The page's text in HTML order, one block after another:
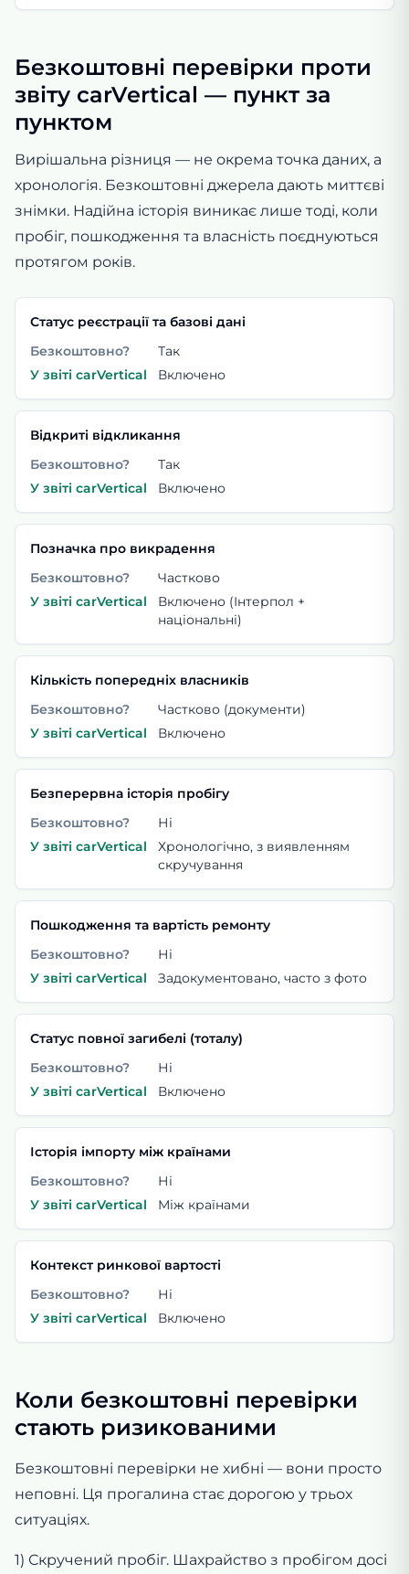
Безкоштовні перевірки проти
звіту carVertical — пункт за
пунктом
Вирішальна різниця — не окрема точка даних, а
хронологія. Безкоштовні джерела дають миттєві
знімки. Надійна історія виникає лише тоді, коли
пробіг, пошкодження та власність поєднуються
протягом років.
Статус реєстрації та базові дані
Безкоштовно?
Так
У звіті carVertical
Включено
Відкриті відкликання
Безкоштовно?
Так
У звіті carVertical
Включено
Позначка про викрадення
Безкоштовно?
Частково
У звіті carVertical
Включено (Інтерпол +
національні)
Кількість попередніх власників
Безкоштовно?
Частково (документи)
У звіті carVertical
Включено
Безперервна історія пробігу
Безкоштовно?
Ні
У звіті carVertical
Хронологічно, з виявленням
скручування
Пошкодження та вартість ремонту
Безкоштовно?
Ні
У звіті carVertical
Задокументовано, часто з фото
Статус повної загибелі (тоталу)
Безкоштовно?
Ні
У звіті carVertical
Включено
Історія імпорту між країнами
Безкоштовно?
Ні
У звіті carVertical
Між країнами
Контекст ринкової вартості
Безкоштовно?
Ні
У звіті carVertical
Включено
Коли безкоштовні перевірки
стають ризикованими
Безкоштовні перевірки не хибні — вони просто
неповні. Ця прогалина стає дорогою у трьох
ситуаціях.
1) Скручений пробіг. Шахрайство з пробігом досі